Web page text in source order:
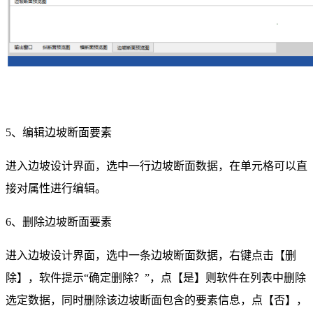
5、编辑边坡断面要素
进入边坡设计界面，选中一行边坡断面数据，在单元格可以直
接对属性进行编辑。
6、删除边坡断面要素
进入边坡设计界面，选中一条边坡断面数据，右键点击【删
除】，软件提示“确定删除？”，点【是】则软件在列表中删除
选定数据，同时删除该边坡断面包含的要素信息，点【否】，